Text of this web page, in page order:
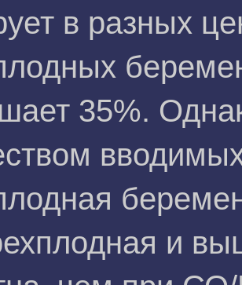
в разных
35%.
и